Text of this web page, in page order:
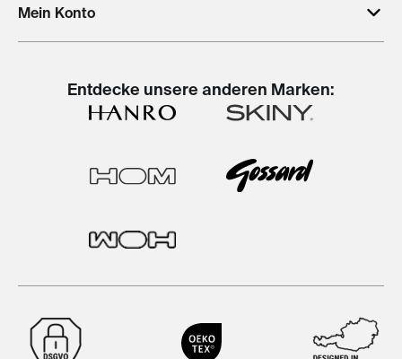
Mein Konto
Entdecke unsere anderen Marken: